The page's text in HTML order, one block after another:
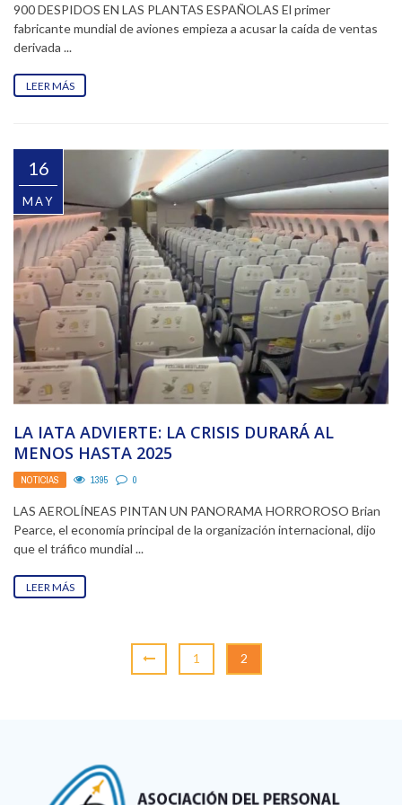
900 DESPIDOS EN LAS PLANTAS ESPAÑOLAS El primer
fabricante mundial de aviones empieza a acusar la caída de ventas
derivada ...
LEER MÁS
16
MAY
LA IATA ADVIERTE: LA CRISIS DURARÁ AL
MENOS HASTA 2025
NOTICIAS 1395 0
LAS AEROLÍNEAS PINTAN UN PANORAMA HORROROSO Brian
Pearce, el economía principal de la organización internacional, dijo
que el tráfico mundial ...
LEER MÁS
1 2